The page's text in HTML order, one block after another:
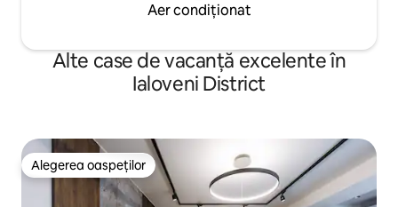
Aer condiționat
Alte case de vacanță excelente în
Ialoveni District
Alegerea oaspeților
Alegerea oaspeților